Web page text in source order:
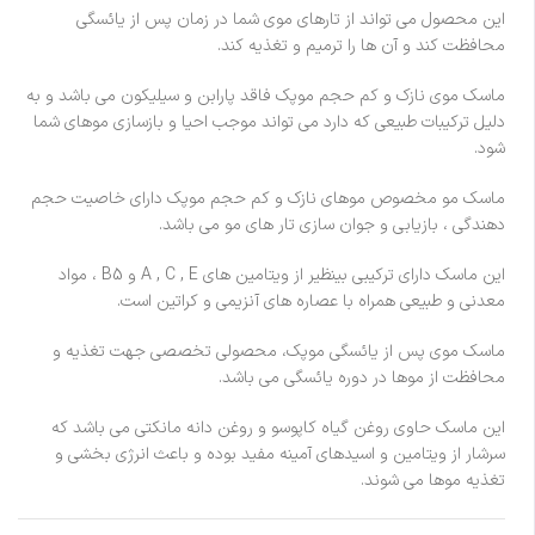
این محصول می تواند از تارهای موی شما در زمان پس از یائسگی
محافظت کند و آن ها را ترمیم و تغذیه کند.
ماسک موی نازک و کم حجم موپک فاقد پارابن و سیلیکون می باشد و به
دلیل ترکیبات طبیعی که دارد می تواند موجب احیا و بازسازی موهای شما
شود.
ماسک مو مخصوص موهای نازک و کم حجم موپک دارای خاصیت حجم
دهندگی ، بازیابی و جوان سازی تار های مو می باشد.
این ماسک دارای ترکیبی بینظیر از ویتامین های A , C , E و B5 ، مواد
معدنی و طبیعی همراه با عصاره های آنزیمی و کراتین است.
ماسک موی پس از یائسگی موپک، محصولی تخصصی جهت تغذیه و
محافظت از موها در دوره یائسگی می باشد.
این ماسک حاوی روغن گیاه کاپوسو و روغن دانه مانکتی می باشد که
سرشار از ویتامین و اسیدهای آمینه مفید بوده و باعث انرژی بخشی و
تغذیه موها می شوند.